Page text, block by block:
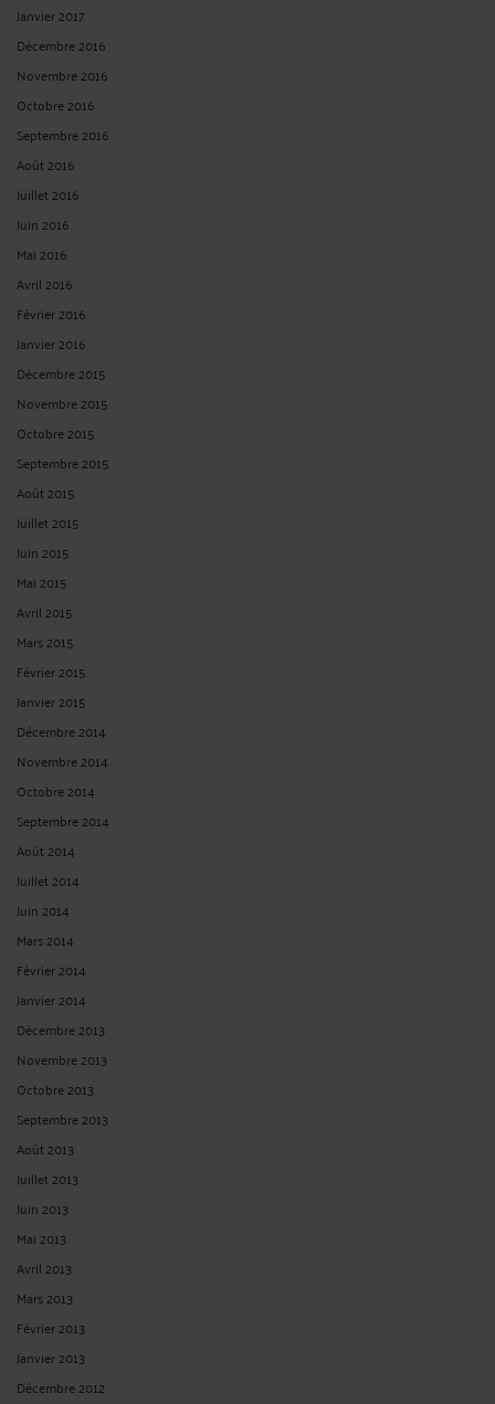
Janvier 2017
Décembre 2016
Novembre 2016
Octobre 2016
Septembre 2016
Août 2016
Juillet 2016
Juin 2016
Mai 2016
Avril 2016
Février 2016
Janvier 2016
Décembre 2015
Novembre 2015
Octobre 2015
Septembre 2015
Août 2015
Juillet 2015
Juin 2015
Mai 2015
Avril 2015
Mars 2015
Février 2015
Janvier 2015
Décembre 2014
Novembre 2014
Octobre 2014
Septembre 2014
Août 2014
Juillet 2014
Juin 2014
Mars 2014
Février 2014
Janvier 2014
Décembre 2013
Novembre 2013
Octobre 2013
Septembre 2013
Août 2013
Juillet 2013
Juin 2013
Mai 2013
Avril 2013
Mars 2013
Février 2013
Janvier 2013
Décembre 2012